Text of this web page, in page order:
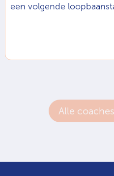
een volgende
Alle coaches